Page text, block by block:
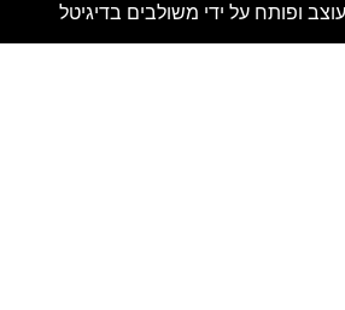
על ידי משולבים בדיגיטל